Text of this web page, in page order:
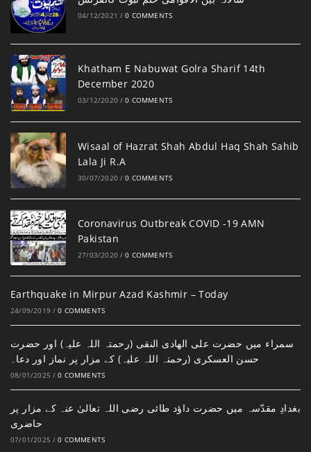
04/12/2021 / 0 COMMENTS
Khatham E Nabuwat Golra Sharif 14th
December 2020
03/12/2020 / 0 COMMENTS
Wisaal of Hazrat Shah Abdul Haq Shah Sahib
Lala Ji R.A
30/07/2020 / 0 COMMENTS
Coronavirus Outbreak COVID -19 AMN
Pakistan
27/03/2020 / 0 COMMENTS
Earthquake in Mirpur Azad Kashmir – Today
24/09/2019 / 0 COMMENTS
سمراء میں حضرت علی الھادی النقی (رحمتہ اللہ علیہ) اور حضرت
حسن العسکری (رحمتہ اللہ علیہ) کے مزار پر نماز اور دعا۔
08/01/2025 / 0 COMMENTS
بغدادِ مقدّسہ میں حضرت داؤد طائی رضی اللہ تعالیٰ عنہ کے مزار پر
حاضری
07/01/2025 / 0 COMMENTS